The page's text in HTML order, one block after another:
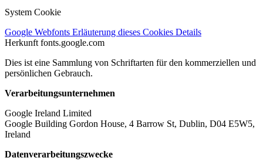
System Cookie
Google Webfonts Erläuterung dieses Cookies Details
Herkunft fonts.google.com
Dies ist eine Sammlung von Schriftarten für den kommerziellen und
persönlichen Gebrauch.
Verarbeitungsunternehmen
Google Ireland Limited
Google Building Gordon House, 4 Barrow St, Dublin, D04 E5W5,
Ireland
Datenverarbeitungszwecke